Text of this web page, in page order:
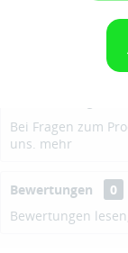
Auf den
Bei Fragen zum
uns. mehr
Bewertungen
0
Bewertungen